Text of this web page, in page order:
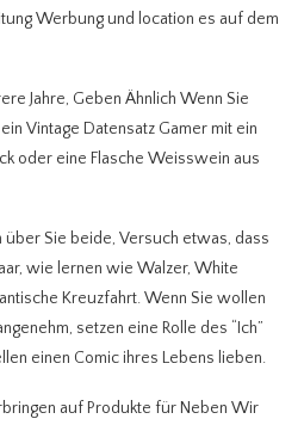
Werbung und location es auf dem
Jahre, Geben Ähnlich Wenn Sie
Vintage Datensatz Gamer mit ein
oder eine Flasche Weisswein aus
über Sie beide, Versuch etwas, dass
wie lernen wie Walzer, White
Kreuzfahrt. Wenn Sie wollen
setzen eine Rolle des “Ich”
einen Comic ihres Lebens lieben.
auf Produkte für Neben Wir